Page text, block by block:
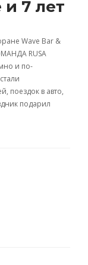
7 лет
Wave Bar &
RUSA
и по-
поездок в авто,
подарил